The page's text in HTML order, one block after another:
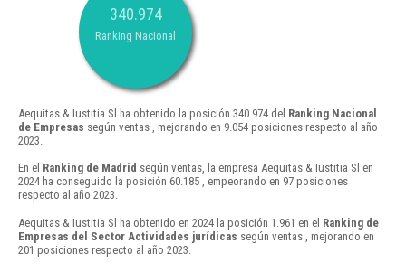
340.974
Ranking Nacional
Aequitas & Iustitia Sl ha obtenido la posición 340.974 del Ranking Nacional
de Empresas según ventas , mejorando en 9.054 posiciones respecto al año
2023.
En el Ranking de Madrid según ventas, la empresa Aequitas & Iustitia Sl en
2024 ha conseguido la posición 60.185 , empeorando en 97 posiciones
respecto al año 2023.
Aequitas & Iustitia Sl ha obtenido en 2024 la posición 1.961 en el Ranking de
Empresas del Sector Actividades jurídicas según ventas , mejorando en
201 posiciones respecto al año 2023.